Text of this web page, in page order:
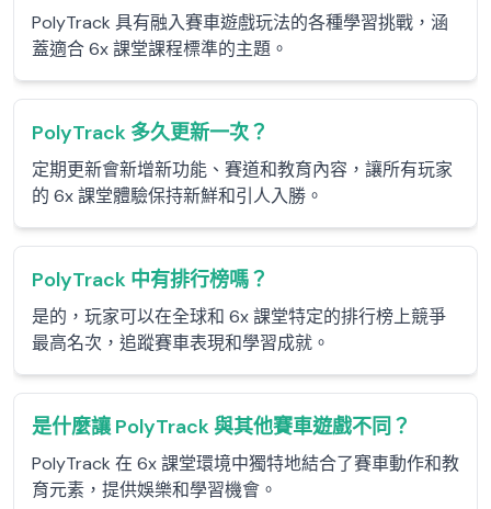
PolyTrack 具有融入賽車遊戲玩法的各種學習挑戰，涵
蓋適合 6x 課堂課程標準的主題。
PolyTrack 多久更新一次？
定期更新會新增新功能、賽道和教育內容，讓所有玩家
的 6x 課堂體驗保持新鮮和引人入勝。
PolyTrack 中有排行榜嗎？
是的，玩家可以在全球和 6x 課堂特定的排行榜上競爭
最高名次，追蹤賽車表現和學習成就。
是什麼讓 PolyTrack 與其他賽車遊戲不同？
PolyTrack 在 6x 課堂環境中獨特地結合了賽車動作和教
育元素，提供娛樂和學習機會。